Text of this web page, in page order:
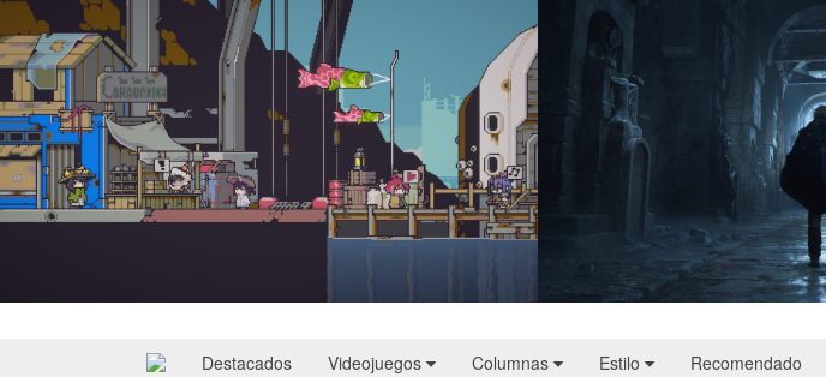
Destacados Videojuegos Columnas Estilo Recomendado